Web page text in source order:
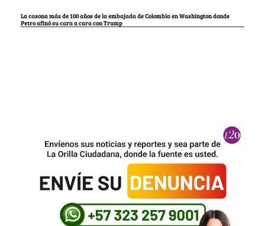
La casona más de 100 años de la embajada de Colombia en Washington donde
Petro afinó su cara a cara con Trump